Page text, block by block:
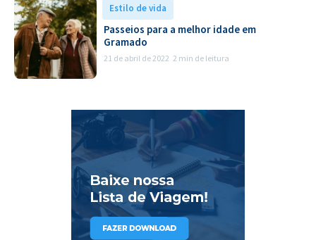
Estilo de vida
Passeios para a melhor idade em
Gramado
21 de abril de 2022 2 min de leitura